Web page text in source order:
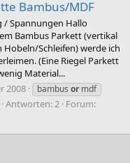
Bambus/MDF
/ Spannungen Hallo
Bambus Parkett (vertikal
Schleifen) werde ich
(Eine Riegel Parkett
Material...
2008 bambus or mdf
Antworten: 2 Forum: